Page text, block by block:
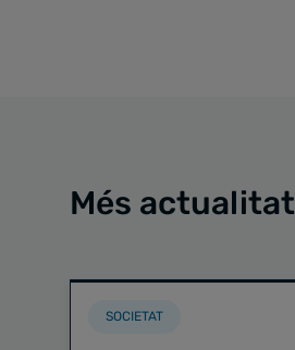
Més actualitat
SOCIETAT